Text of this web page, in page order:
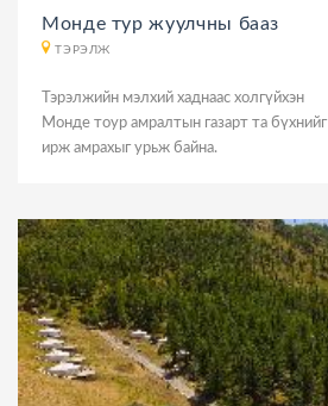
Монде тур жуулчны бааз
ТЭРЭЛЖ
Тэрэлжийн мэлхий хаднаас холгүйхэн
Монде тоур амралтын газарт та бүхнийг
ирж амрахыг урьж байна.